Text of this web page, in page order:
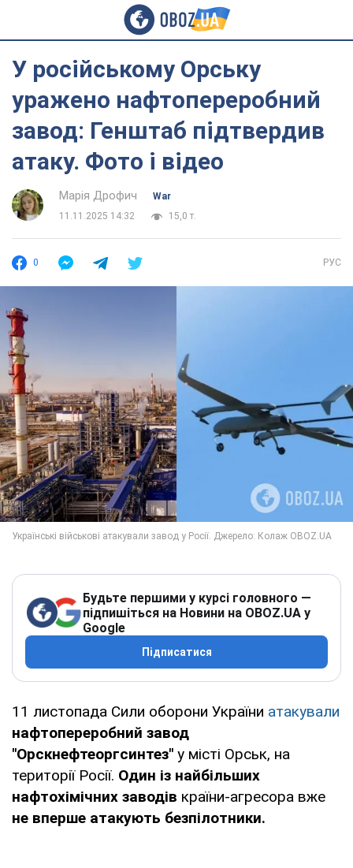
У російському Орську
уражено нафтопереробний
завод: Генштаб підтвердив
атаку. Фото і відео
Марія Дрофич
War
11.11.2025 14:32
15,0 т.
0 РУС
Будьте першими у курсі головного —
підпишіться на Новини на OBOZ.UA у
Google
Підписатися
11 листопада Сили оборони України атакували
нафтопереробний завод
"Орскнефтеоргсинтез" у місті Орськ, на
території Росії. Один із найбільших
нафтохімічних заводів країни-агресора вже
не вперше атакують безпілотники.